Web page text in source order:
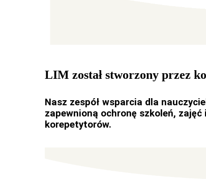
LIM został stworzony przez
Nasz zespół wsparcia dla
zapewnioną ochronę szkoleń,
korepetytorów.